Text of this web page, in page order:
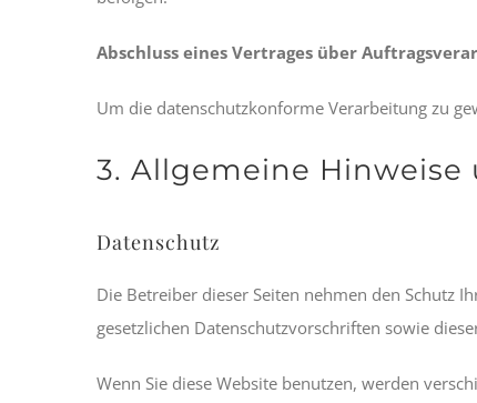
Abschluss eines Vertrages über
Um die datenschutzkonforme Verarbeitung zu
3. Allgemeine
Datenschutz
Die Betreiber dieser Seiten nehmen den Schutz
gesetzlichen Datenschutzvorschriften sowie
Wenn Sie diese Website benutzen, werden